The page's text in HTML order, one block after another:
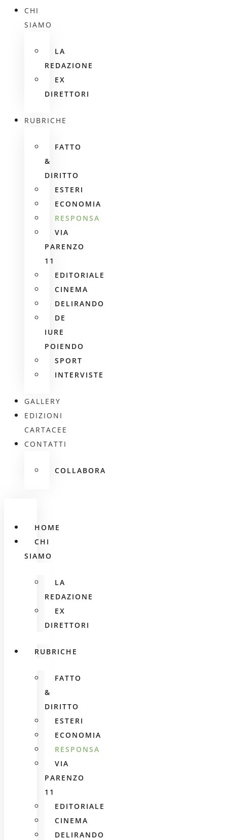
CHI
SIAMO
LA
REDAZIONE
EX
DIRETTORI
RUBRICHE
FATTO
&
DIRITTO
ESTERI
ECONOMIA
RESPONSA
VIA
PARENZO
11
EDITORIALE
CINEMA
DELIRANDO
DE
IURE
POIENDO
SPORT
INTERVISTE
GALLERY
EDIZIONI
CARTACEE
CONTATTI
COLLABORA
HOME
CHI
SIAMO
LA
REDAZIONE
EX
DIRETTORI
RUBRICHE
FATTO
&
DIRITTO
ESTERI
ECONOMIA
RESPONSA
VIA
PARENZO
11
EDITORIALE
CINEMA
DELIRANDO